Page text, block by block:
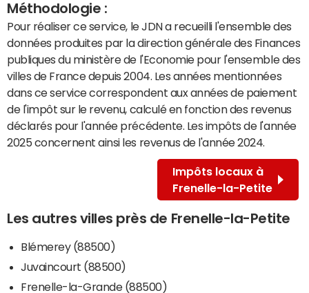
Méthodologie :
Pour réaliser ce service, le JDN a recueilli l'ensemble des
données produites par la direction générale des Finances
publiques du ministère de l'Economie pour l'ensemble des
villes de France depuis 2004. Les années mentionnées
dans ce service correspondent aux années de paiement
de l'impôt sur le revenu, calculé en fonction des revenus
déclarés pour l'année précédente. Les impôts de l'année
2025 concernent ainsi les revenus de l'année 2024.
Impôts locaux à
Frenelle-la-Petite
Les autres villes près de Frenelle-la-Petite
Blémerey (88500)
Juvaincourt (88500)
Frenelle-la-Grande (88500)